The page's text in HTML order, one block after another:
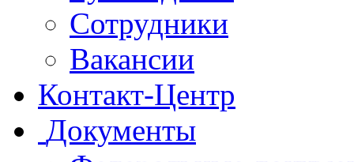
Сотрудники
Вакансии
Контакт-Центр
Документы